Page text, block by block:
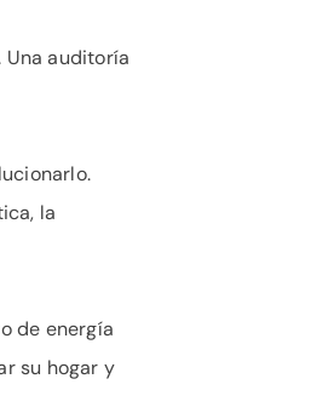
auditoría
la
de energía
su hogar y